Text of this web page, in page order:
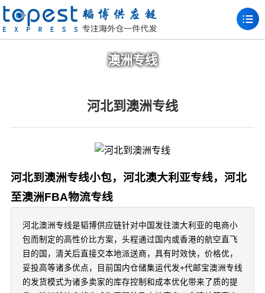
澳洲专线
河北到澳洲专线
河北到澳洲专线小包，河北澳大利亚专线，河北
至澳洲FBA物流专线
河北澳洲专线是韬博供应链针对中国发往澳大利亚的电商小
包而制定的高性价比方案，头程通过国内或香港的航空直飞
目的国，清关后直接交本地派送商，具有时效快，价格优，
妥投高等诸多优点，目前国内仓储集运代发+代邮宝澳洲专线
的发货模式为诸多卖家的库存控制和成本优化带来了质的提